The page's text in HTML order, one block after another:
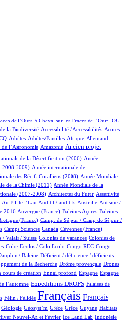
de l’Ours A Cheval sur les Traces de l’Ours -OU-
la Biodiversité Accessibilité / Accessibilités Acores
Adultes Adultes/Familles Afrique Allemand
l’Astronomie Amazonie Ancien projet
de la Désertification (2006) Année
2008-2009) Année internationale de
des Récifs Coralliens (2008) Année Mondiale
de la Chimie (2011) Année Mondiale de la
(2007-2008) Architectes du Futur Assertivité
Au Fil de l’Eau Auditif / auditifs Australie Autisme /
2016 Auvergne (France) Baleines Açores Baleines
(France) Camps de Séjour / Camp de Séjour /
Camps Sciences Canada Cévennes (France)
/ Valais / Suisse Colonies de vacances Colonies de
Colos Ecolos / Colo Ecolo Congo RDC Congo
/ Baleine Déficient / déficience / déficients
de la Recherche Drôme provençale Drones
cours de création Ennui profond Espagne Espagne
l’automne Expéditions DROPS Falaises de
Félin / Félidés Français Français
Géologie Géosyst’m Grêce Grêce Guyane Habitats
Nouvel-An et Février Ice Land Lab Indonésie